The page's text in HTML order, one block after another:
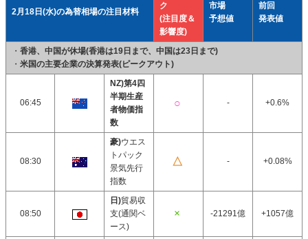
2月18日(水)の為替相場の注目材料
ク
(注目度＆
影響度)
市場
予想値
前回
発表値
・ 香港、中国が休場(香港は19日まで、中国は23日まで)
・ 米国の主要企業の決算発表(ピークアウト)
06:45
NZ)第4四
半期生産
者物価指
数
- +0.6%
08:30
豪)ウエス
トパック
景気先行
指数
- +0.08%
08:50
日)貿易収
支(通関ベ
ース)
-21291億 +1057億